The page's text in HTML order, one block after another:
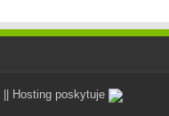
|| Hosting poskytuje